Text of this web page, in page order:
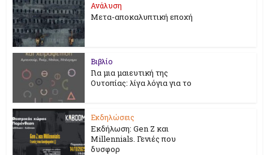
Ανάλυση
Μετα-αποκαλυπτική εποχή
Βιβλίο
Για μια μαιευτική της
Ουτοπίας: λίγα λόγια για το
Εκδηλώσεις
Εκδήλωση: Gen Z και
Millennials. Γενιές που
δυσφορ